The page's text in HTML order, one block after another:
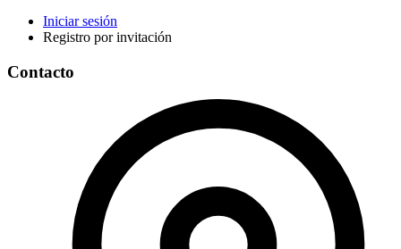
Iniciar sesión
Registro por invitación
Contacto